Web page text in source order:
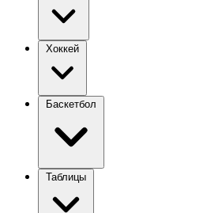
Хоккей
Баскетбол
Таблицы